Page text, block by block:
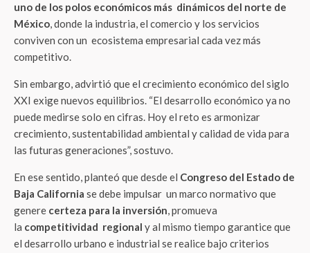
uno de los polos económicos más dinámicos del norte de
México, donde la industria, el comercio y los servicios
conviven con un ecosistema empresarial cada vez más
competitivo.
Sin embargo, advirtió que el crecimiento económico del siglo
XXI exige nuevos equilibrios. “El desarrollo económico ya no
puede medirse solo en cifras. Hoy el reto es armonizar
crecimiento, sustentabilidad ambiental y calidad de vida para
las futuras generaciones”, sostuvo.
En ese sentido, planteó que desde el Congreso del Estado de
Baja California se debe impulsar un marco normativo que
genere certeza para la inversión, promueva
la competitividad regional y al mismo tiempo garantice que
el desarrollo urbano e industrial se realice bajo criterios